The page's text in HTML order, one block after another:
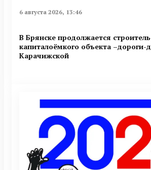
6 августа 2026, 13:46
В Брянске продолжается
капиталоёмкого объекта –дороги-
Карачижской